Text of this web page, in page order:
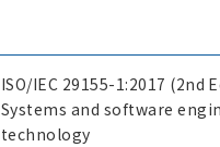
ISO/IEC 29155-1:2017 (2nd
Systems and software
technology